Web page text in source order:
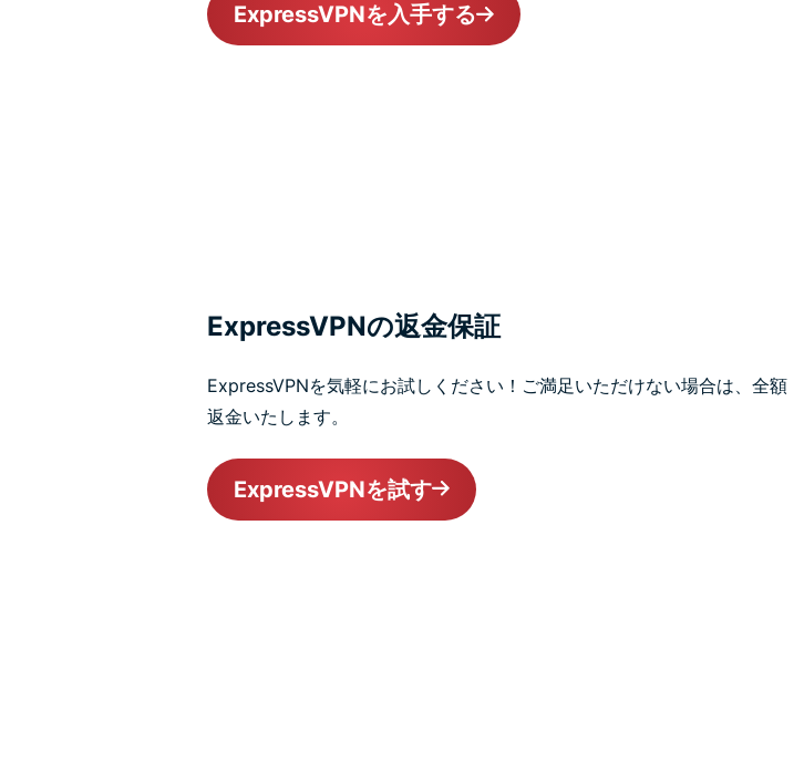
ExpressVPNを入手する
ExpressVPNの返金保証
ExpressVPNを気軽にお試しください！ご満足いただけない場合は、全額
返金いたします。
ExpressVPNを試す